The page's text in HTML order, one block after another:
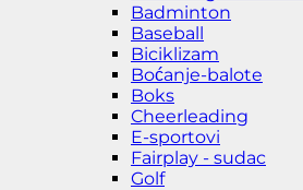
Badminton
Baseball
Biciklizam
Boćanje-balote
Boks
Cheerleading
E-sportovi
Fairplay - sudac
Golf